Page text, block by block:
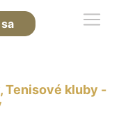
Tenisové kluby -